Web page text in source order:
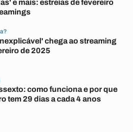
e mais: estreias de fevereiro
chega ao streaming
de 2025
como funciona e por que
tem 29 dias a cada 4 anos